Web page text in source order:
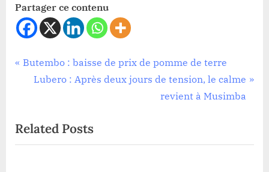
Partager ce contenu
Société
Navigation
P
i
o
Butembo : baisse de prix de pomme de terre
N
t
P
Lubero : Après deux jours de tension, le calme
revient à Musimba
Related Posts